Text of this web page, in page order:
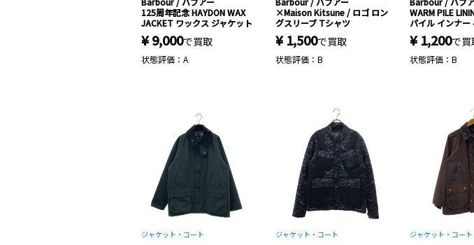
125周年記念 HAYDON WAX
JACKET ワックス ジャケット
¥ 9,000で買取
状態評価：A
×Maison Kitsune / ロゴ ロン
グスリーブ Tシャツ
¥ 1,500で買取
状態評価：B
WARM PILE
パイル インナー
¥ 1,200で買
状態評価：B
ジャケット・コート ジャケット・コート ジャケット・コート